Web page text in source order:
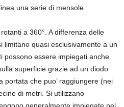
una serie di mensole.
a 360°. A differenza delle
limitano quasi esclusivamente a un
possono essere impiegati anche
superficie grazie ad un diodo
portata che puo’ raggiungere (nei
di metri. Si utilizzano